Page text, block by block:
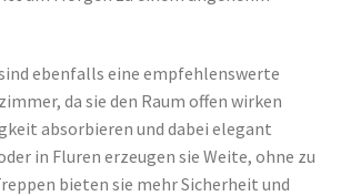
ebenfalls eine empfehlenswerte
da sie den Raum offen wirken
absorbieren und dabei elegant
in Fluren erzeugen sie Weite, ohne zu
bieten sie mehr Sicherheit und